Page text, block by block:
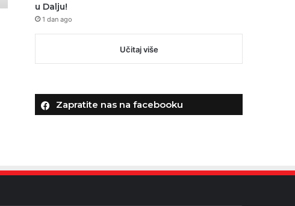
u Dalju!
1 dan ago
Učitaj više
Zapratite nas na facebooku